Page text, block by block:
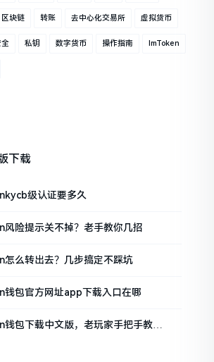
区块链 转账 去中心化交易所 虚拟货币
全 私钥 数字货币 操作指南 ImToken
下载
级认证要多久
险提示关不掉？老手教你几招
么转出去？几步搞定不踩坑
包官方网址app下载入口在哪
包下载中文版，老玩家手把手教你